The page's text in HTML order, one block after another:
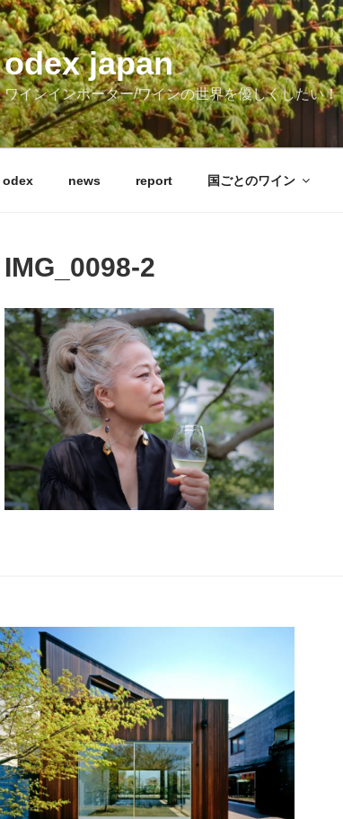
odex japan
ワインインポーター/ワインの世界を優しくしたい！
odex news report 国ごとのワイン
IMG_0098-2